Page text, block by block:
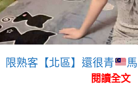
限熟客【北區】還很青
閱讀全文